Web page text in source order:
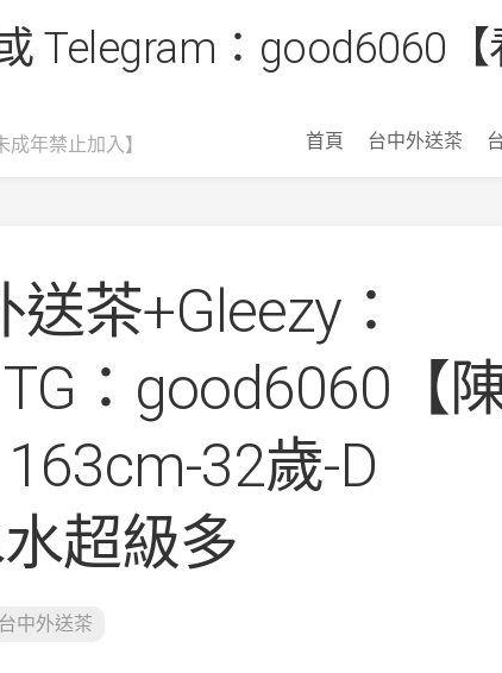
Telegram：good6060【
年禁止加入】 首頁 台中外送茶
茶+Gleezy：
：good6060【
32歲-D
超級多
台中外送茶